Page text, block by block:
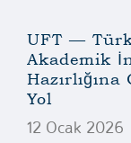
UFT —
Akademik
Yol
12 Ocak 2026